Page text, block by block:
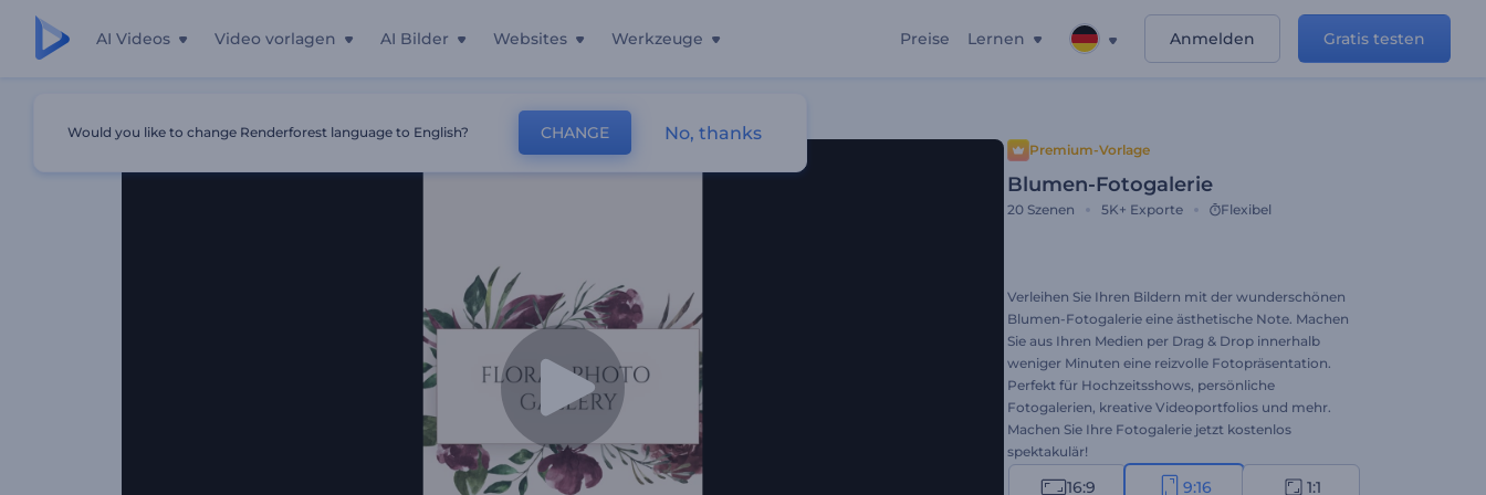
AI Videos Video vorlagen AI Bilder Websites Werkzeuge Preise Lernen Anmelden Gratis testen
Premium-Vorlage
Blumen-Fotogalerie
20 Szenen 5K+ Exporte Flexibel
Verleihen Sie Ihren Bildern mit der wunderschönen
Blumen-Fotogalerie eine ästhetische Note. Machen
Sie aus Ihren Medien per Drag & Drop innerhalb
weniger Minuten eine reizvolle Fotopräsentation.
Perfekt für Hochzeitsshows, persönliche
Fotogalerien, kreative Videoportfolios und mehr.
Machen Sie Ihre Fotogalerie jetzt kostenlos
spektakulär!
16:9 9:16 1:1
Would you like to change Renderforest language to English? CHANGE No, thanks